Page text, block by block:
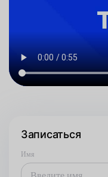
Записаться
Имя